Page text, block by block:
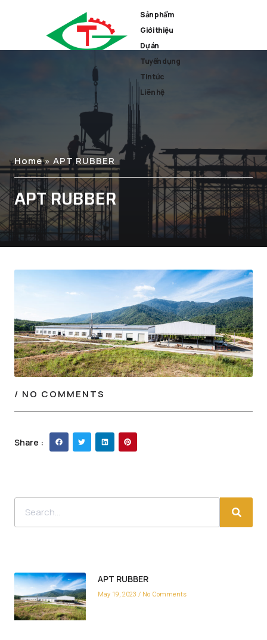
Sản phẩm
Giới thiệu
Dự án
Tuyển dụng
Tin tức
Liên hệ
Home» APT RUBBER
APT RUBBER
/ NO COMMENTS
Share :
APT RUBBER
May 19, 2023 No Comments